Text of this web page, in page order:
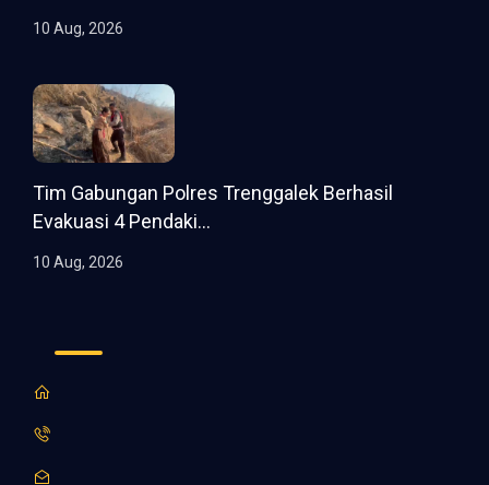
10 Aug, 2026
Tim Gabungan Polres Trenggalek Berhasil
Evakuasi 4 Pendaki...
10 Aug, 2026